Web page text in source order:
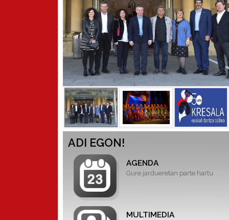
ADI EGON!
AGENDA
Gure jardueretan parte hartu
MULTIMEDIA